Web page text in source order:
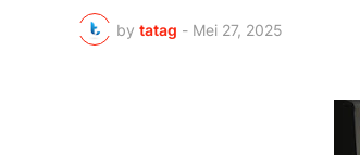
by tatag - Mei 27, 2025